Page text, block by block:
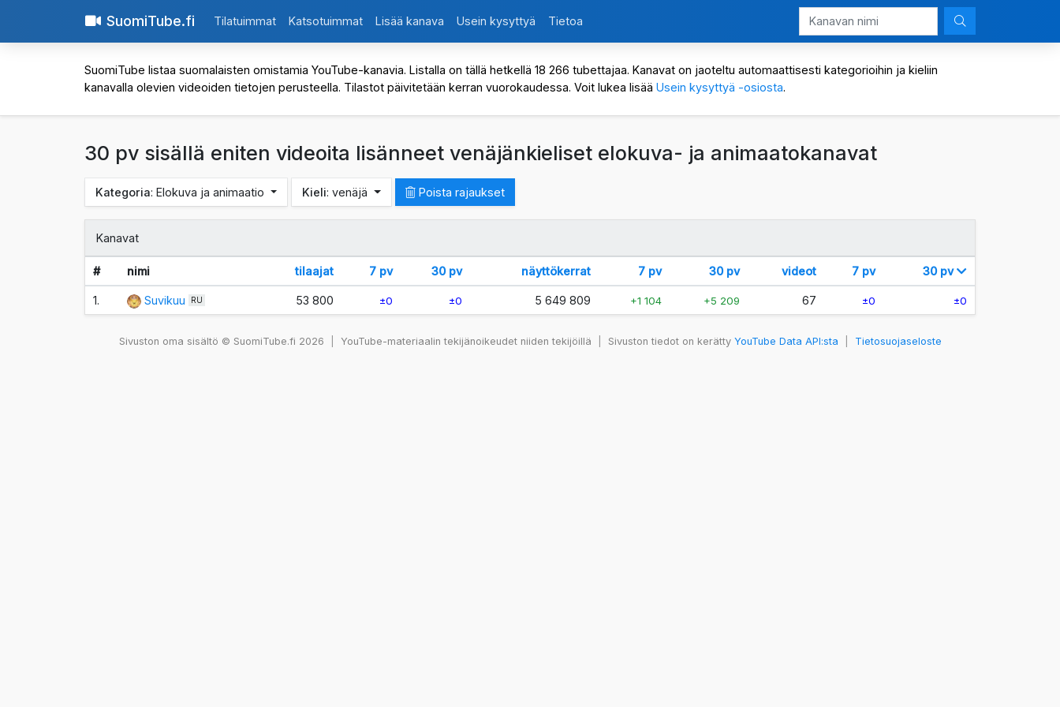
SuomiTube.fi Tilatuimmat Katsotuimmat Lisää kanava Usein kysyttyä Tietoa
SuomiTube listaa suomalaisten omistamia YouTube-kanavia. Listalla on tällä hetkellä 18 266 tubettajaa. Kanavat on jaoteltu automaattisesti kategorioihin ja kieliin
kanavalla olevien videoiden tietojen perusteella. Tilastot päivitetään kerran vuorokaudessa. Voit lukea lisää Usein kysyttyä -osiosta.
30 pv sisällä eniten videoita lisänneet venäjänkieliset elokuva- ja animaatokanavat
Kategoria: Elokuva ja animaatio Kieli: venäjä Poista rajaukset
Kanavat
# nimi tilaajat 7 pv 30 pv näyttökerrat 7 pv 30 pv videot 7 pv 30 pv
1. Suvikuu RU 53 800 ±0 ±0 5 649 809 +1 104 +5 209 67 ±0 ±0
Sivuston oma sisältö © SuomiTube.fi 2026 YouTube-materiaalin tekijänoikeudet niiden tekijöillä Sivuston tiedot on kerätty YouTube Data API:sta Tietosuojaseloste